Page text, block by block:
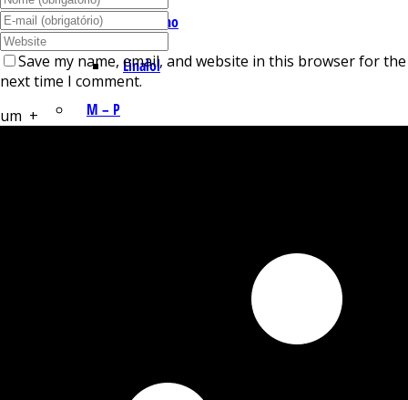
Limoneno
Linalol
M – P
Save my name, email, and website in this browser for the
next time I comment.
um +